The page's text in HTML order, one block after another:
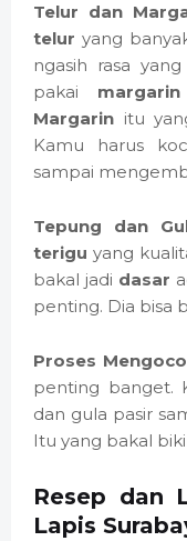
Telur dan
telur yang
ngasih rasa
pakai margarin
Margarin itu
Kamu harus
sampai
Tepung dan
terigu yang
bakal jadi dasar
penting. Dia bisa
Proses
penting banget.
dan gula pasir
Itu yang bakal
Resep dan
Lapis